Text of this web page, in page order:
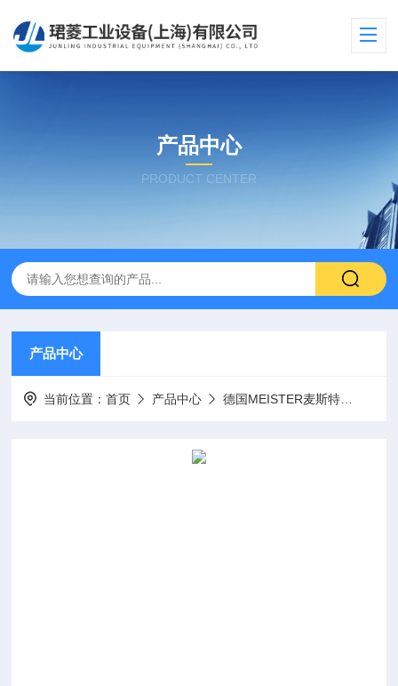
产品中心
PRODUCT CENTER
产品中心
当前位置：首页 产品中心 德国MEISTER麦斯特